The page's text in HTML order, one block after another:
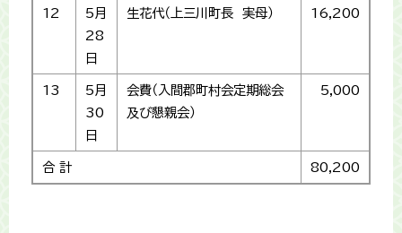
12
5月
28
日
生花代（上三川町長 実母） 16,200
13
5月
30
日
会費（入間郡町村会定期総会
及び懇親会）
5,000
合 計 80,200